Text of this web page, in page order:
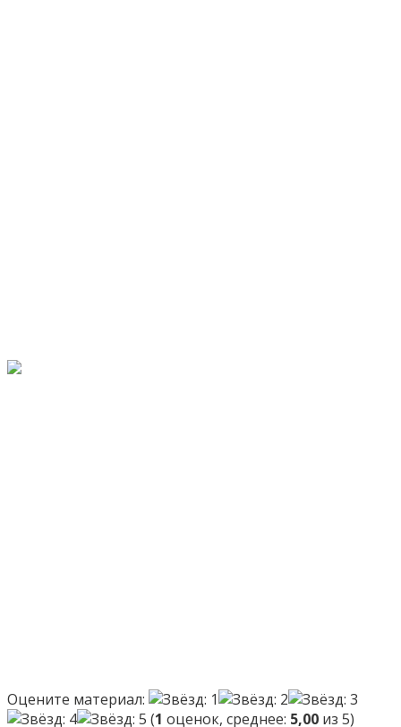
Оцените материал:
(1 оценок, среднее: 5,00 из 5)